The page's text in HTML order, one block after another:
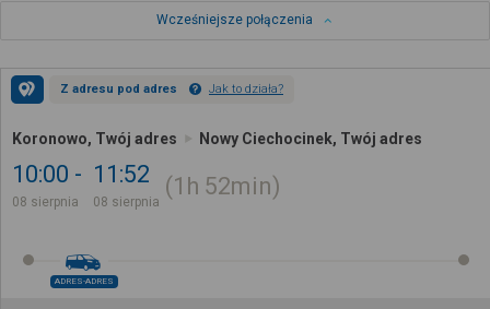
Wcześniejsze połączenia
Z adresu pod adres Jak to działa?
Koronowo, Twój adres Nowy Ciechocinek, Twój adres
10:00
08 sierpnia
11:52
08 sierpnia
1h 52min
ADRES-ADRES